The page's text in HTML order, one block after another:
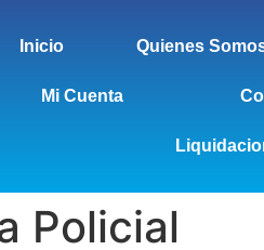
Inicio Quienes
Mi Cuenta
Policial